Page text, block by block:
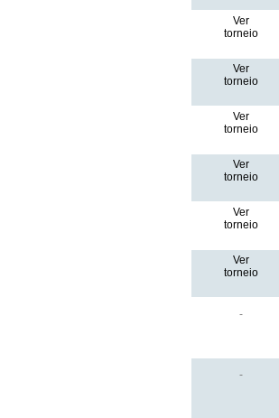
Ver
torneio
Ver
torneio
Ver
torneio
Ver
torneio
Ver
torneio
Ver
torneio
-
-